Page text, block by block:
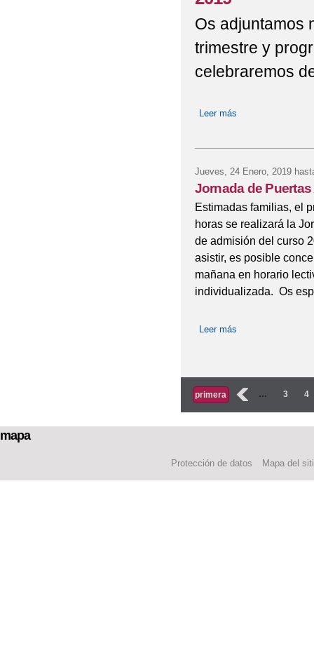
Os adjuntamos
trimestre y
celebraremos
Leer más
Jueves, 24 Enero, 2019
Jornada de
Estimadas familias, el
horas se realizará la
de admisión del curso
asistir, es posible
mañana en horario
individualizada. Os
Leer más
Páginas
primera ‹ … 3 4
mapa
Protección de datos Mapa del